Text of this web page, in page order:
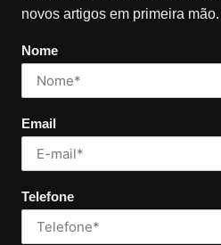
novos artigos em primeira mão.
Nome
Email
Telefone